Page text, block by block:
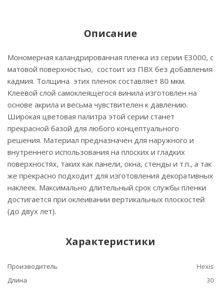
Описание
Мономерная каландрированная пленка из серии Е3000, с
матовой поверхностью, состоит из ПВХ без добавления
кадмия. Толщина этих пленок составляет 80 мкм.
Клеевой слой самоклеящегося винила изготовлен на
основе акрила и весьма чувствителен к давлению.
Широкая цветовая палитра этой серии станет
прекрасной базой для любого концептуального
решения. Материал предназначен для наружного и
внутреннего использования на плоских и гладких
поверхностях, таких как панели, окна, стенды и т.п., а так
же прекрасно подходит для изготовления декоративных
наклеек. Максимально длительный срок службы пленки
достигается при оклеивании вертикальных плоскостей
(до двух лет).
Характеристики
Производитель
Hexis
Длина
30